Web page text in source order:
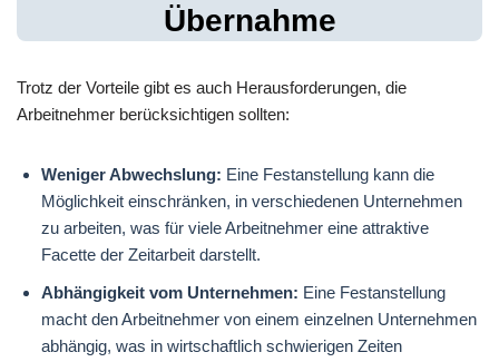
Übernahme
Trotz der Vorteile gibt es auch Herausforderungen, die
Arbeitnehmer berücksichtigen sollten:
Weniger Abwechslung: Eine Festanstellung kann die
Möglichkeit einschränken, in verschiedenen Unternehmen
zu arbeiten, was für viele Arbeitnehmer eine attraktive
Facette der Zeitarbeit darstellt.
Abhängigkeit vom Unternehmen: Eine Festanstellung
macht den Arbeitnehmer von einem einzelnen Unternehmen
abhängig, was in wirtschaftlich schwierigen Zeiten